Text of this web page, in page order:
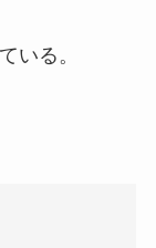
いる。